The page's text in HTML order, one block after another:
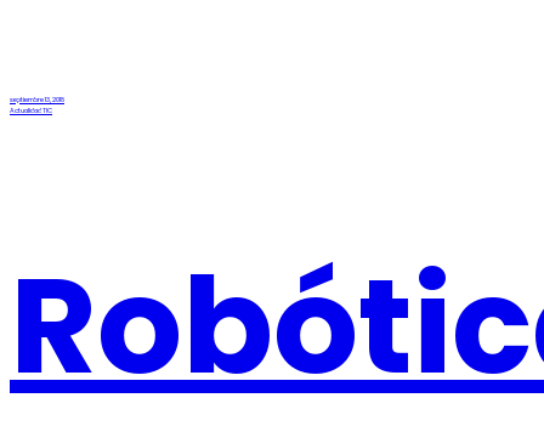
septiembre 13, 2018
Actualidad TIC